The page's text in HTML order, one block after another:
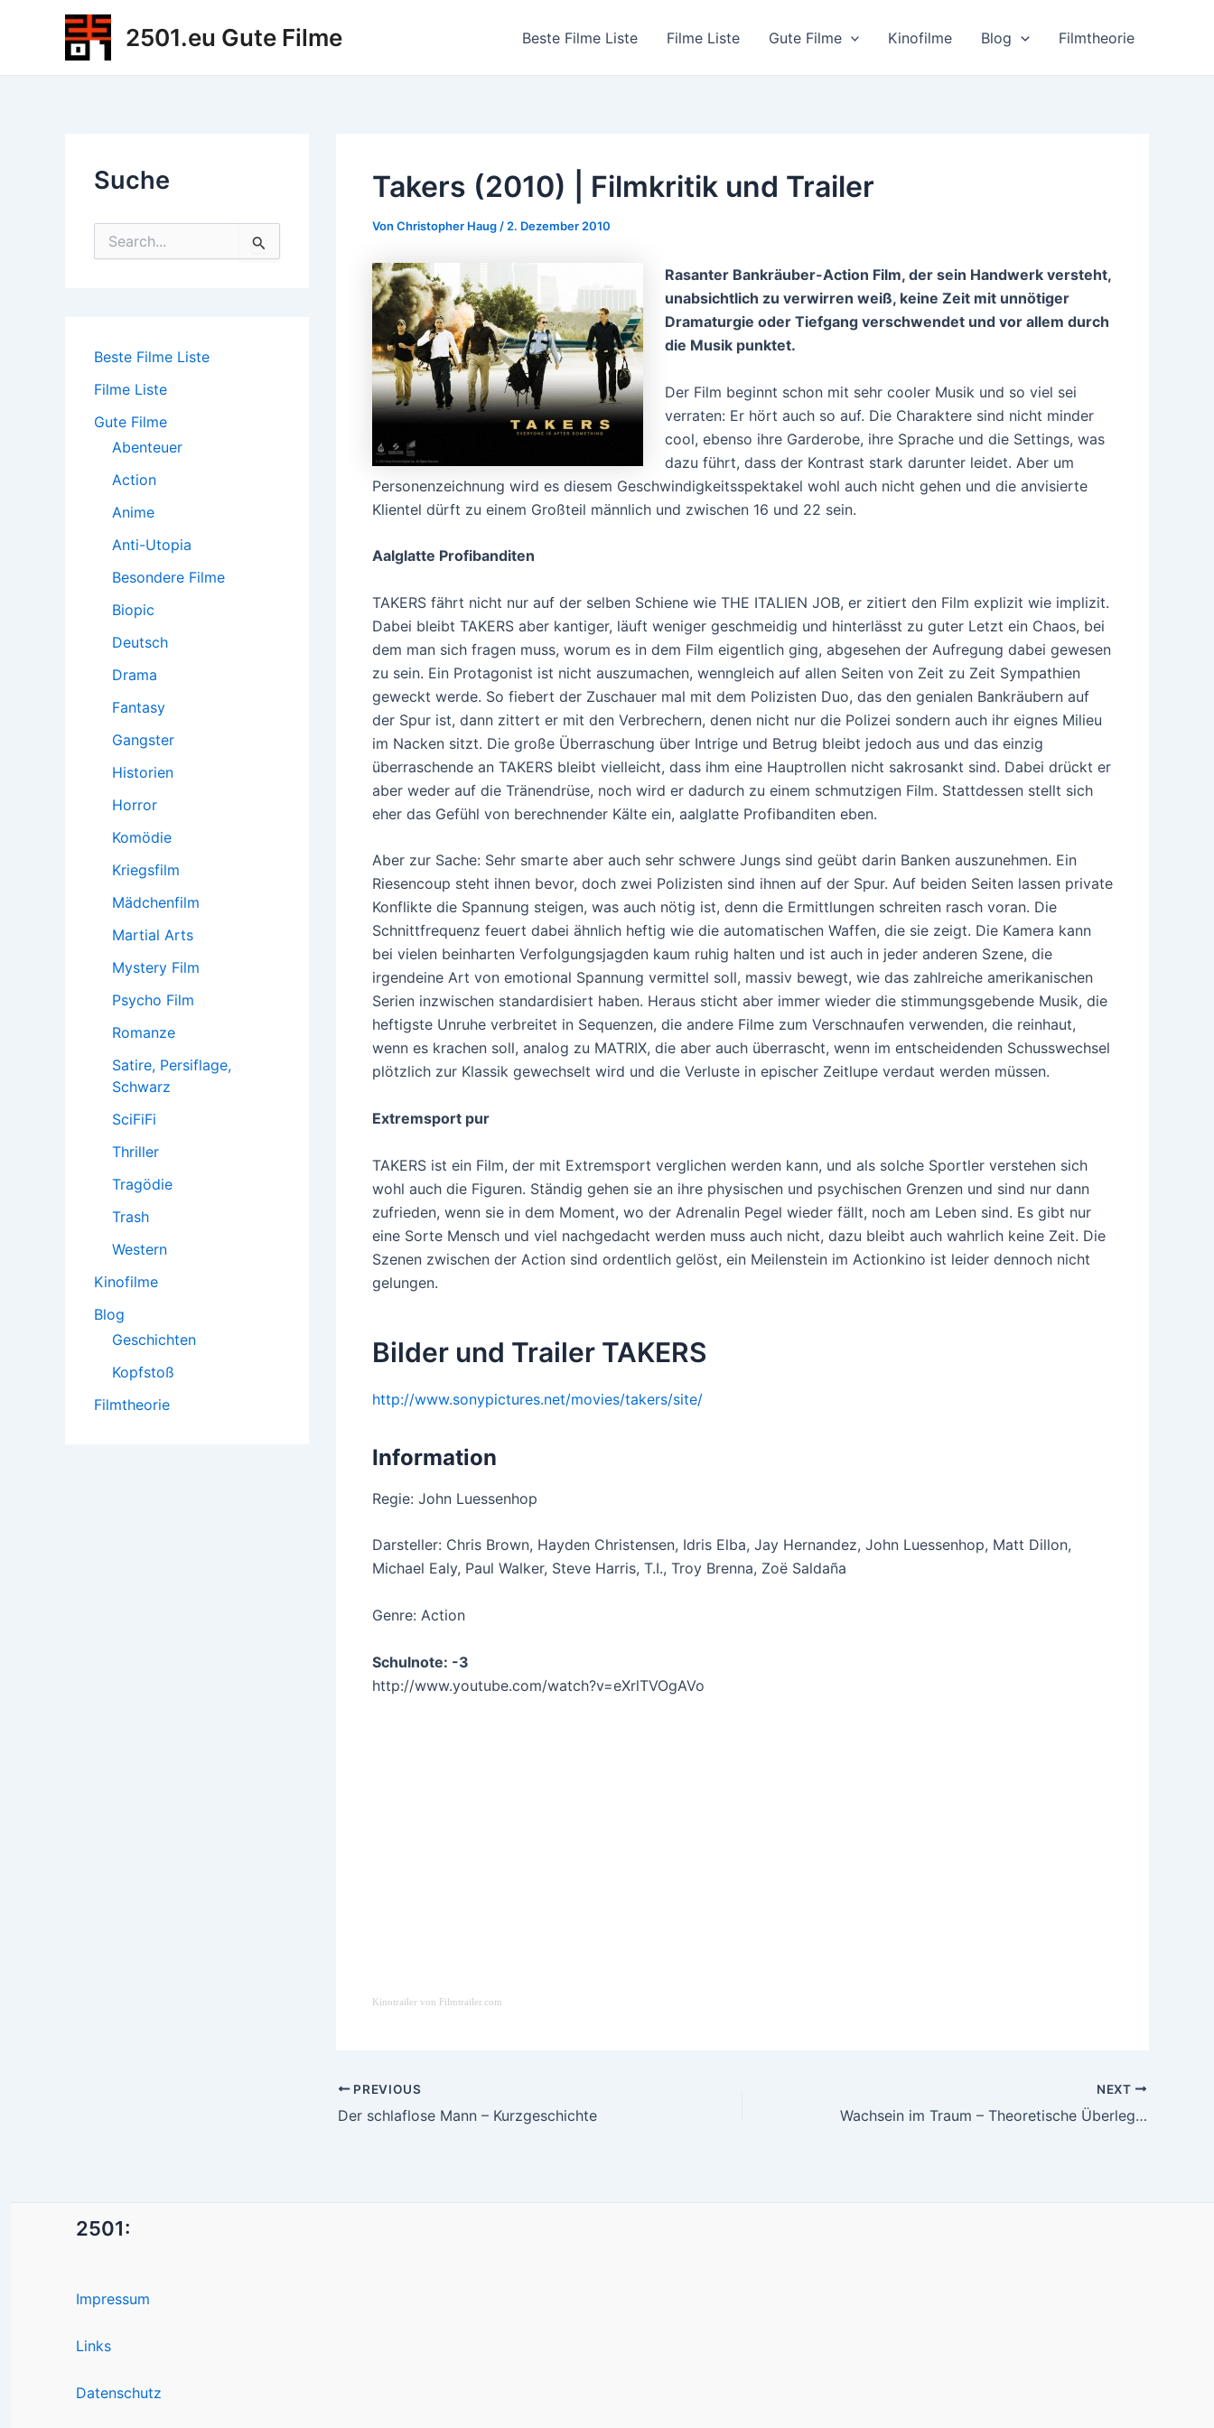
2501.eu Gute Filme Beste Filme Liste Filme Liste Gute Filme Kinofilme Blog Filmtheorie
Suche
a
h
Beste Filme Liste
Filme Liste
Gute Filme
Abenteuer
Action
Anime
Anti-Utopia
Besondere Filme
Biopic
Deutsch
Drama
Fantasy
Gangster
Historien
Horror
Komödie
Kriegsfilm
Mädchenfilm
Martial Arts
Mystery Film
Psycho Film
Romanze
Satire, Persiflage,
Schwarz
SciFiFi
Thriller
Tragödie
Trash
Western
Kinofilme
Blog
Geschichten
Kopfstoß
Filmtheorie
Takers (2010) | Filmkritik und Trailer
Von Christopher Haug / 2. Dezember 2010
Rasanter Bankräuber-Action Film, der sein Handwerk versteht,
unabsichtlich zu verwirren weiß, keine Zeit mit unnötiger
Dramaturgie oder Tiefgang verschwendet und vor allem durch
die Musik punktet.
Der Film beginnt schon mit sehr cooler Musik und so viel sei
verraten: Er hört auch so auf. Die Charaktere sind nicht minder
cool, ebenso ihre Garderobe, ihre Sprache und die Settings, was
dazu führt, dass der Kontrast stark darunter leidet. Aber um
Personenzeichnung wird es diesem Geschwindigkeitsspektakel wohl auch nicht gehen und die anvisierte
Klientel dürft zu einem Großteil männlich und zwischen 16 und 22 sein.
Aalglatte Profibanditen
TAKERS fährt nicht nur auf der selben Schiene wie THE ITALIEN JOB, er zitiert den Film explizit wie implizit.
Dabei bleibt TAKERS aber kantiger, läuft weniger geschmeidig und hinterlässt zu guter Letzt ein Chaos, bei
dem man sich fragen muss, worum es in dem Film eigentlich ging, abgesehen der Aufregung dabei gewesen
zu sein. Ein Protagonist ist nicht auszumachen, wenngleich auf allen Seiten von Zeit zu Zeit Sympathien
geweckt werde. So fiebert der Zuschauer mal mit dem Polizisten Duo, das den genialen Bankräubern auf
der Spur ist, dann zittert er mit den Verbrechern, denen nicht nur die Polizei sondern auch ihr eignes Milieu
im Nacken sitzt. Die große Überraschung über Intrige und Betrug bleibt jedoch aus und das einzig
überraschende an TAKERS bleibt vielleicht, dass ihm eine Hauptrollen nicht sakrosankt sind. Dabei drückt er
aber weder auf die Tränendrüse, noch wird er dadurch zu einem schmutzigen Film. Stattdessen stellt sich
eher das Gefühl von berechnender Kälte ein, aalglatte Profibanditen eben.
Aber zur Sache: Sehr smarte aber auch sehr schwere Jungs sind geübt darin Banken auszunehmen. Ein
Riesencoup steht ihnen bevor, doch zwei Polizisten sind ihnen auf der Spur. Auf beiden Seiten lassen private
Konflikte die Spannung steigen, was auch nötig ist, denn die Ermittlungen schreiten rasch voran. Die
Schnittfrequenz feuert dabei ähnlich heftig wie die automatischen Waffen, die sie zeigt. Die Kamera kann
bei vielen beinharten Verfolgungsjagden kaum ruhig halten und ist auch in jeder anderen Szene, die
irgendeine Art von emotional Spannung vermittel soll, massiv bewegt, wie das zahlreiche amerikanischen
Serien inzwischen standardisiert haben. Heraus sticht aber immer wieder die stimmungsgebende Musik, die
heftigste Unruhe verbreitet in Sequenzen, die andere Filme zum Verschnaufen verwenden, die reinhaut,
wenn es krachen soll, analog zu MATRIX, die aber auch überrascht, wenn im entscheidenden Schusswechsel
plötzlich zur Klassik gewechselt wird und die Verluste in epischer Zeitlupe verdaut werden müssen.
Extremsport pur
TAKERS ist ein Film, der mit Extremsport verglichen werden kann, und als solche Sportler verstehen sich
wohl auch die Figuren. Ständig gehen sie an ihre physischen und psychischen Grenzen und sind nur dann
zufrieden, wenn sie in dem Moment, wo der Adrenalin Pegel wieder fällt, noch am Leben sind. Es gibt nur
eine Sorte Mensch und viel nachgedacht werden muss auch nicht, dazu bleibt auch wahrlich keine Zeit. Die
Szenen zwischen der Action sind ordentlich gelöst, ein Meilenstein im Actionkino ist leider dennoch nicht
gelungen.
Bilder und Trailer TAKERS
http://www.sonypictures.net/movies/takers/site/
Information
Regie: John Luessenhop
Darsteller: Chris Brown, Hayden Christensen, Idris Elba, Jay Hernandez, John Luessenhop, Matt Dillon,
Michael Ealy, Paul Walker, Steve Harris, T.I., Troy Brenna, Zoë Saldaña
Genre: Action
Schulnote: -3
http://www.youtube.com/watch?v=eXrlTVOgAVo
Kinotrailer von Filmtrailer.com
Post
navigation
PREVIOUS
Der schlaflose Mann – Kurzgeschichte
NEXT
Wachsein im Traum – Theoretische Überlegungen, Analyse und Interpretation von Chris Markers LA JETÉE
2501:
Impressum
Links
Datenschutz